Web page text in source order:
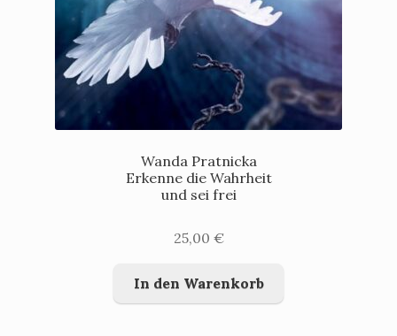
Wanda Pratnicka
Erkenne die Wahrheit
und sei frei
25,00 €
In den Warenkorb